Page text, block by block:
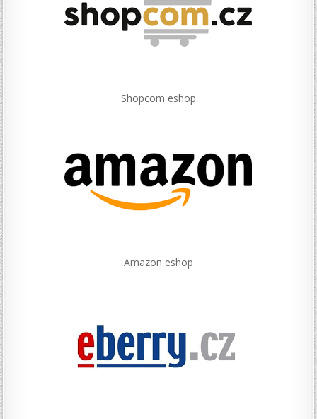
Shopcom eshop
Amazon eshop